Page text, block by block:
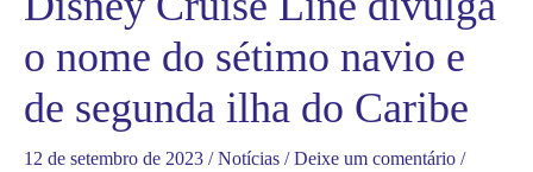
o nome do sétimo navio e
de segunda ilha do Caribe
12 de setembro de 2023 /Notícias /Deixe um comentário /